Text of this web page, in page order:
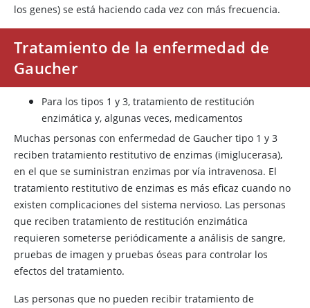
los genes) se está haciendo cada vez con más frecuencia.
Tratamiento de la enfermedad de
Gaucher
Para los tipos 1 y 3, tratamiento de restitución
enzimática y, algunas veces, medicamentos
Muchas personas con enfermedad de Gaucher tipo 1 y 3
reciben tratamiento restitutivo de enzimas (imiglucerasa),
en el que se suministran enzimas por vía intravenosa. El
tratamiento restitutivo de enzimas es más eficaz cuando no
existen complicaciones del sistema nervioso. Las personas
que reciben tratamiento de restitución enzimática
requieren someterse periódicamente a análisis de sangre,
pruebas de imagen y pruebas óseas para controlar los
efectos del tratamiento.
Las personas que no pueden recibir tratamiento de